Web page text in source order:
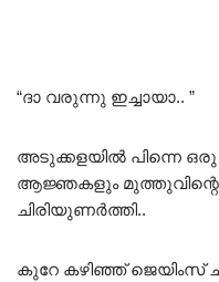
“ദാ വരുന്നു ഇച്ചായാ.. ”
അടുക്കളയിൽ പിന്നെ ഒരു
ആജ്ഞകളും മുത്തുവിന്റെ
ചിരിയുണർത്തി..
കുറേ കഴിഞ്ഞ് ജെയിംസ്